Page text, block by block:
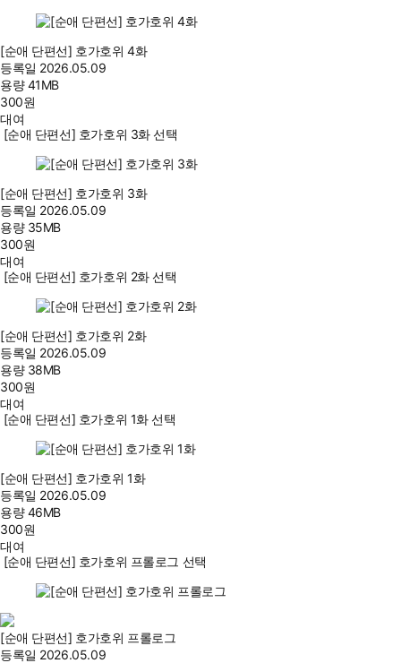
[순애 단편선] 호가호위 4화
등록일 2026.05.09
용량41MB
300원
대여
[순애 단편선] 호가호위 3화 선택
[순애 단편선] 호가호위 3화
등록일 2026.05.09
용량 35MB
300원
대여
[순애 단편선] 호가호위 2화 선택
[순애 단편선] 호가호위 2화
등록일 2026.05.09
용량 38MB
300원
대여
[순애 단편선] 호가호위 1화 선택
[순애 단편선] 호가호위 1화
등록일 2026.05.09
용량46MB
300원
대여
[순애 단편선] 호가호위 프롤로그 선택
[순애 단편선] 호가호위 프롤로그
등록일 2026.05.09